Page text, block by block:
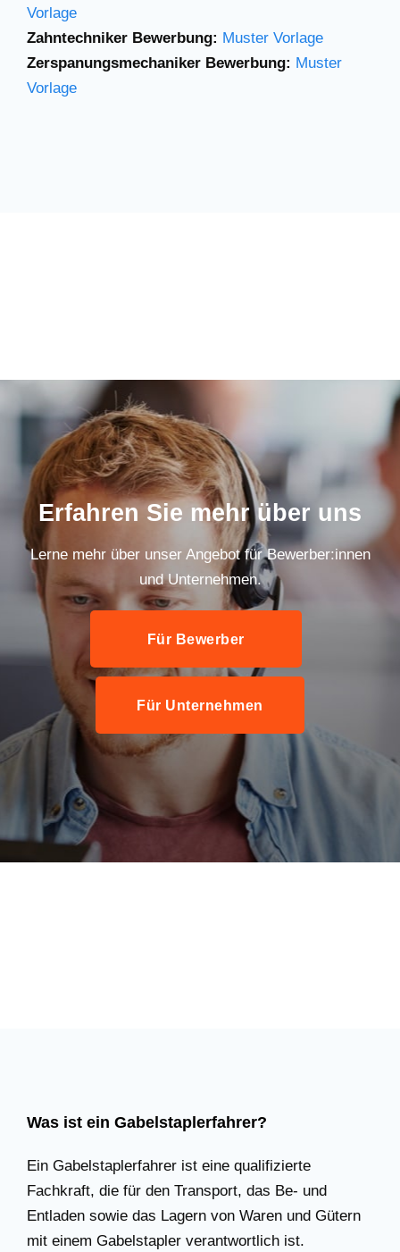
Vorlage
Zahntechniker Bewerbung: Muster Vorlage
Zerspanungsmechaniker Bewerbung: Muster
Vorlage
Erfahren Sie mehr über uns
Lerne mehr über unser Angebot für Bewerber:innen
und Unternehmen.
Für Bewerber
Für Unternehmen
Was ist ein Gabelstaplerfahrer?
Ein Gabelstaplerfahrer ist eine qualifizierte
Fachkraft, die für den Transport, das Be- und
Entladen sowie das Lagern von Waren und Gütern
mit einem Gabelstapler verantwortlich ist.